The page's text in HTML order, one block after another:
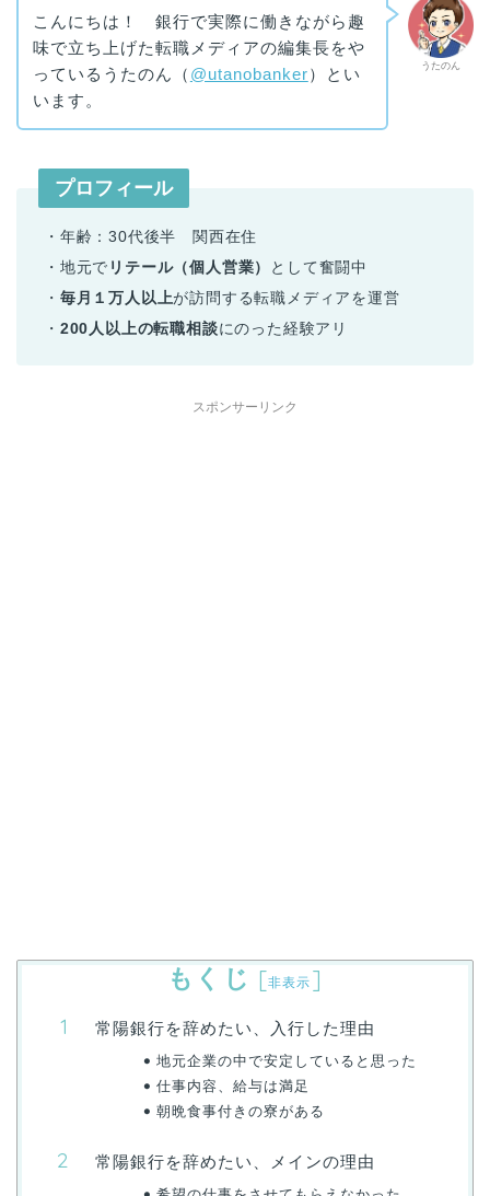
うたのん
こんにちは！ 銀行で実際に働きながら趣
味で立ち上げた転職メディアの編集長をや
っているうたのん（ @utanobanker）とい
います。
プロフィール
・年齢：30代後半 関西在住
・地元で リテール（個人営業）
として奮闘中
・ 毎月１万人以上が訪問する転職メディアを運営
・ 200人以上の転職相談にのった経験アリ
スポンサーリンク
もくじ [非表示 ]
常陽銀行を辞めたい、入行した理由
地元企業の中で安定していると思った
仕事内容、給与は満足
朝晩食事付きの寮がある
常陽銀行を辞めたい、メインの理由